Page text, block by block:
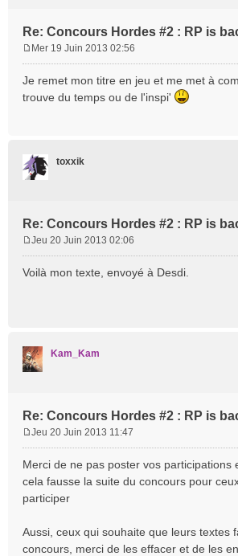
Re: Concours Hordes #2 : RP is
s
s
Mer 19 Juin 2013 02:56
Je remet mon titre en jeu et me met à
trouve du temps ou de l'inspi'
toxxik
Re: Concours Hordes #2 : RP is
s
Jeu 20 Juin 2013 02:06
Voilà mon texte, envoyé à Desdi.
Kam_Kam
Re: Concours Hordes #2 : RP is
s
s
a
e
Jeu 20 Juin 2013 11:47
Merci de ne pas poster vos participations
cela fausse la suite du concours pour
participer
Aussi, ceux qui souhaite que leurs textes
concours, merci de les effacer et de les